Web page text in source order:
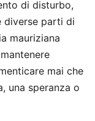
di disturbo,
diverse parti di
mauriziana
mai che
una speranza o